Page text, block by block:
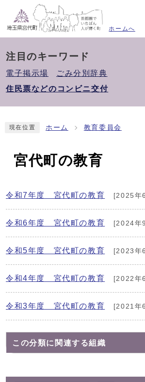
ホームへ
注目のキーワード
電子掲示場
ごみ分別辞典
住民票などのコンビニ交付
現在位置 ホーム 教育委員会
宮代町の教育
令和7年度 宮代町の教育 [2025年
令和6年度 宮代町の教育 [2024年
令和5年度 宮代町の教育 [2023年
令和4年度 宮代町の教育 [2022年
令和3年度 宮代町の教育 [2021年
この分類に関連する組織